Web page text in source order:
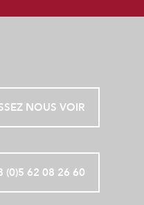
NOUS VOIR
(0)5 62 08 26 60